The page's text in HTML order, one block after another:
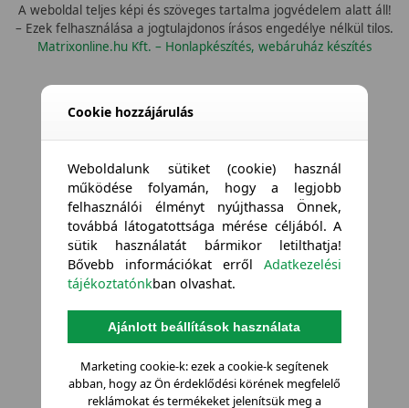
A weboldal teljes képi és szöveges tartalma jogvédelem alatt áll!
– Ezek felhasználása a jogtulajdonos írásos engedélye nélkül tilos.
Matrixonline.hu Kft. – Honlapkészítés, webáruház készítés
Cookie hozzájárulás
Weboldalunk sütiket (cookie) használ
működése folyamán, hogy a legjobb
felhasználói élményt nyújthassa Önnek,
továbbá látogatottsága mérése céljából. A
sütik használatát bármikor letilthatja!
Bővebb információkat errőlAdatkezelési
tájékoztatónkban olvashat.
Ajánlott beállítások használata
Marketing cookie-k: ezek a cookie-k segítenek
abban, hogy az Ön érdeklődési körének megfelelő
reklámokat és termékeket jelenítsük meg a